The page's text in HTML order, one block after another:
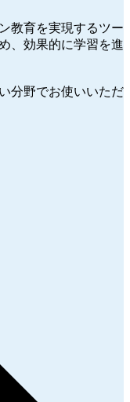
教育を実現するツー
、効果的に学習を進
分野でお使いいただ